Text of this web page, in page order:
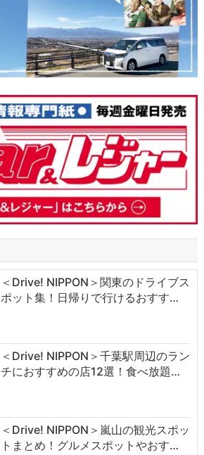
＜Drive! NIPPON＞関東のドライブス
ポット集！日帰りで行けるおすす…
＜Drive! NIPPON＞千葉駅周辺のラン
チにおすすめの店12選！食べ放題…
＜Drive! NIPPON＞嵐山の観光スポッ
トまとめ！グルメスポットやおす…